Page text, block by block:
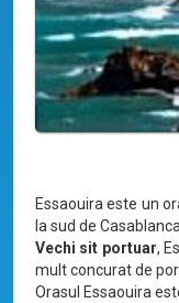
Essaouira este un
la sud de
Vechi sit portuar,
mult concurat de
Orasul Essaouira